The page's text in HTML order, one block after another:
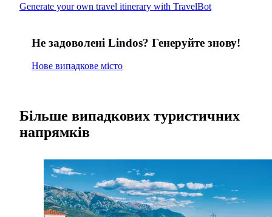
Generate your own travel itinerary with TravelBot
Не задоволені Lindos? Генеруйте знову!
Нове випадкове місто
Більше випадкових туристичних
напрямків